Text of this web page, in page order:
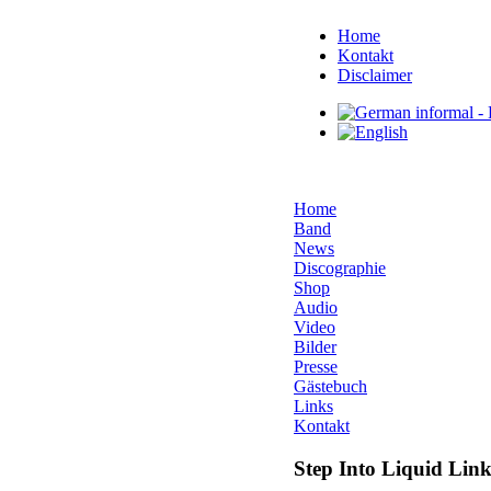
Home
Kontakt
Disclaimer
Home
Band
News
Discographie
Shop
Audio
Video
Bilder
Presse
Gästebuch
Links
Kontakt
Step Into Liquid